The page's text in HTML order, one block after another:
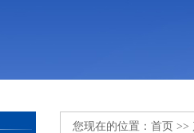
您现在的位置： 首页 >>